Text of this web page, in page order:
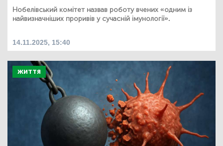
Нобелівський комітет назвав роботу вчених «одним із
найвизначніших проривів у сучасній імунології».
14.11.2025, 15:40
ЖИТТЯ